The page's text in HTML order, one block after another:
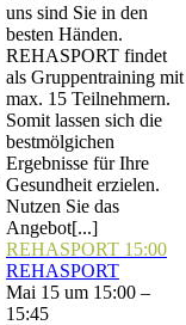
uns sind Sie in den
besten Händen.
REHASPORT findet
als Gruppentraining mit
max. 15 Teilnehmern.
Somit lassen sich die
bestmölgichen
Ergebnisse für Ihre
Gesundheit erzielen.
Nutzen Sie das
Angebot[...]
REHASPORT 15:00
REHASPORT
Mai 15 um 15:00 –
15:45